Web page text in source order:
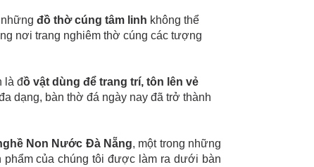
đồ thờ cúng tâm linh không thể
nơi trang nghiêm thờ cúng các tượng
là đồ vật dùng để trang trí, tôn lên vẻ
dạng, bàn thờ đá ngày nay đã trở thành
Non Nước Đà Nẵng, một trong những
phẩm của chúng tôi được làm ra dưới bàn